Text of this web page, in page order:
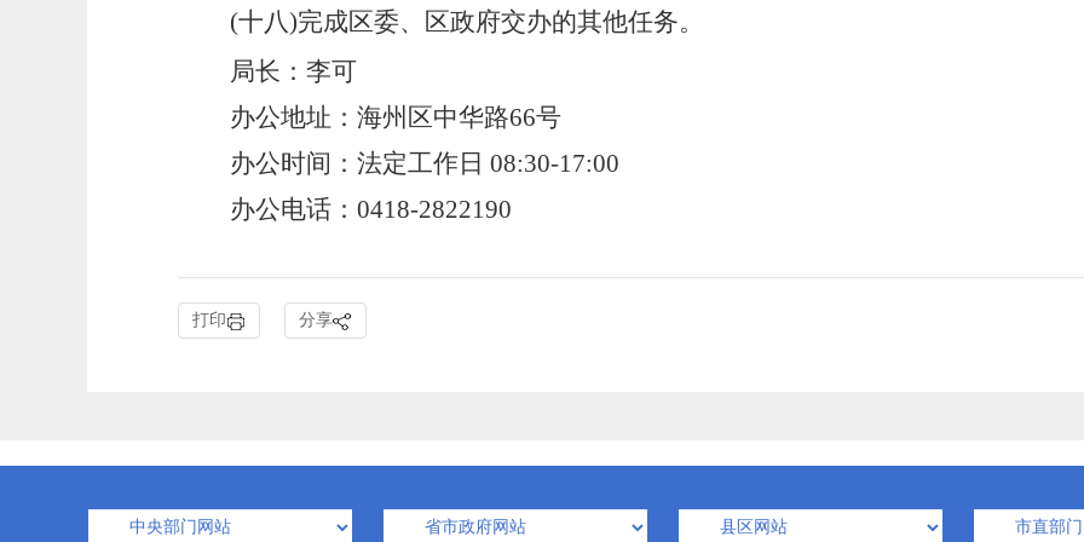
(十八)完成区委、区政府交办的其他任务。
局长：李可
办公地址：海州区中华路66号
办公时间：法定工作日 08:30-17:00
办公电话： 0418-2822190
打印 分享